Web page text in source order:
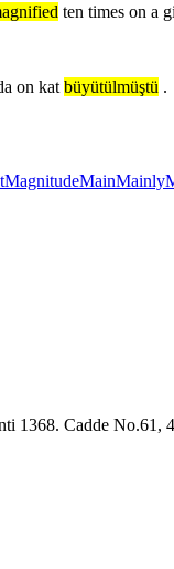
ten times on a
on kat büyütülmüştü .
MagnitudeMainMainly
1368. Cadde